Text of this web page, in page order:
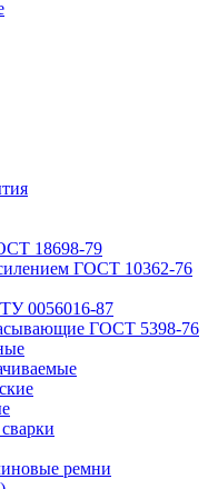
18698-79
ГОСТ 10362-76
0056016-87
ГОСТ 5398-76
ремни